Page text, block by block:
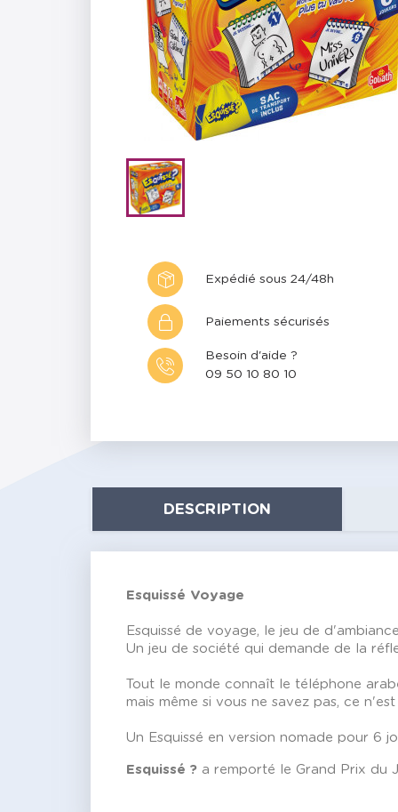
Expédié sous 24/48h
Paiements sécurisés
Besoin d'aide ?
09 50 10 80 10
DESCRIPTION
Esquissé Voyage
Esquissé de voyage, le jeu de
Un jeu de société qui demande de la
Tout le monde connaît le téléphone
mais même si vous ne savez pas, ce
Un Esquissé en version nomade pour 6
Esquissé ? a remporté le Grand Prix du